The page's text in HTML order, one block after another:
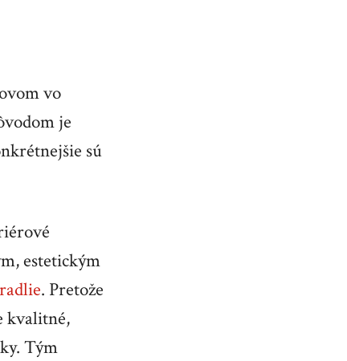
vo
je
sú
estetickým
. Pretože
kvalitné,
Tým